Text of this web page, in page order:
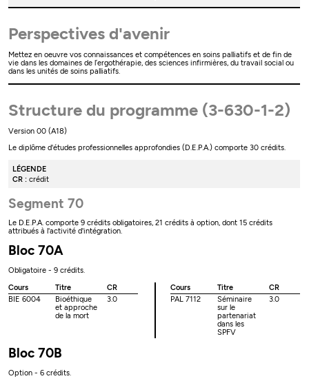
Perspectives d'avenir
Mettez en oeuvre vos connaissances et compétences en soins palliatifs et de fin de
vie dans les domaines de l’ergothérapie, des sciences infirmières, du travail social ou
dans les unités de soins palliatifs.
Structure du programme (3-630-1-2)
Version 00 (A18)
Le diplôme d'études professionnelles approfondies (D.E.P.A.) comporte 30 crédits.
LÉGENDE
CR : crédit
Segment 70
Le D.E.P.A. comporte 9 crédits obligatoires, 21 crédits à option, dont 15 crédits
attribués à l'activité d'intégration.
Bloc 70A
Obligatoire - 9 crédits.
Cours
Titre
CR
BIE 6004
Bioéthique
et approche
de la mort
3.0
Cours Titre
CR
PAL 7112
Séminaire
sur le
partenariat
dans les
SPFV
3.0
Bloc 70B
Option - 6 crédits.